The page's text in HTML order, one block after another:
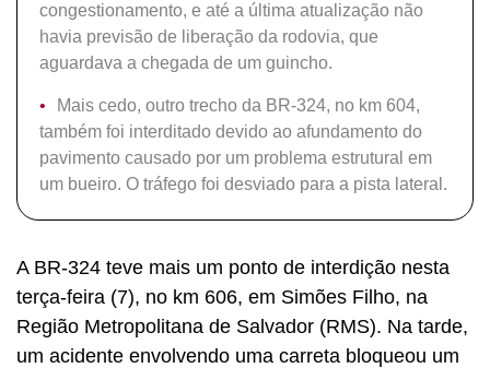
congestionamento, e até a última atualização não
havia previsão de liberação da rodovia, que
aguardava a chegada de um guincho.
Mais cedo, outro trecho da BR-324, no km 604,
também foi interditado devido ao afundamento do
pavimento causado por um problema estrutural em
um bueiro. O tráfego foi desviado para a pista lateral.
A BR-324 teve mais um ponto de interdição nesta
terça-feira (7), no km 606, em Simões Filho, na
Região Metropolitana de Salvador (RMS). Na tarde,
um acidente envolvendo uma carreta bloqueou um